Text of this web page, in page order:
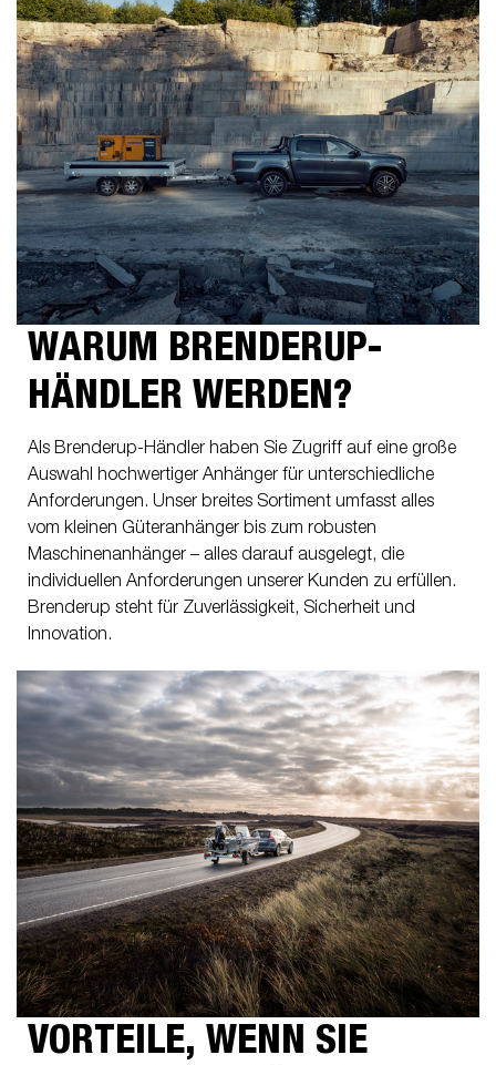
WARUM BRENDERUP-
HÄNDLER WERDEN?
Als Brenderup-Händler haben Sie Zugriff auf eine große
Auswahl hochwertiger Anhänger für unterschiedliche
Anforderungen. Unser breites Sortiment umfasst alles
vom kleinen Güteranhänger bis zum robusten
Maschinenanhänger – alles darauf ausgelegt, die
individuellen Anforderungen unserer Kunden zu erfüllen.
Brenderup steht für Zuverlässigkeit, Sicherheit und
Innovation.
VORTEILE, WENN SIE